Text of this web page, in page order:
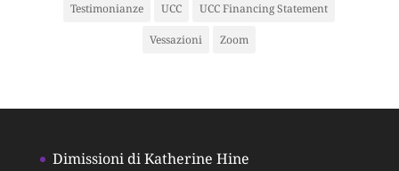
Testimonianze UCC UCC Financing Statement
Vessazioni Zoom
Dimissioni di Katherine Hine